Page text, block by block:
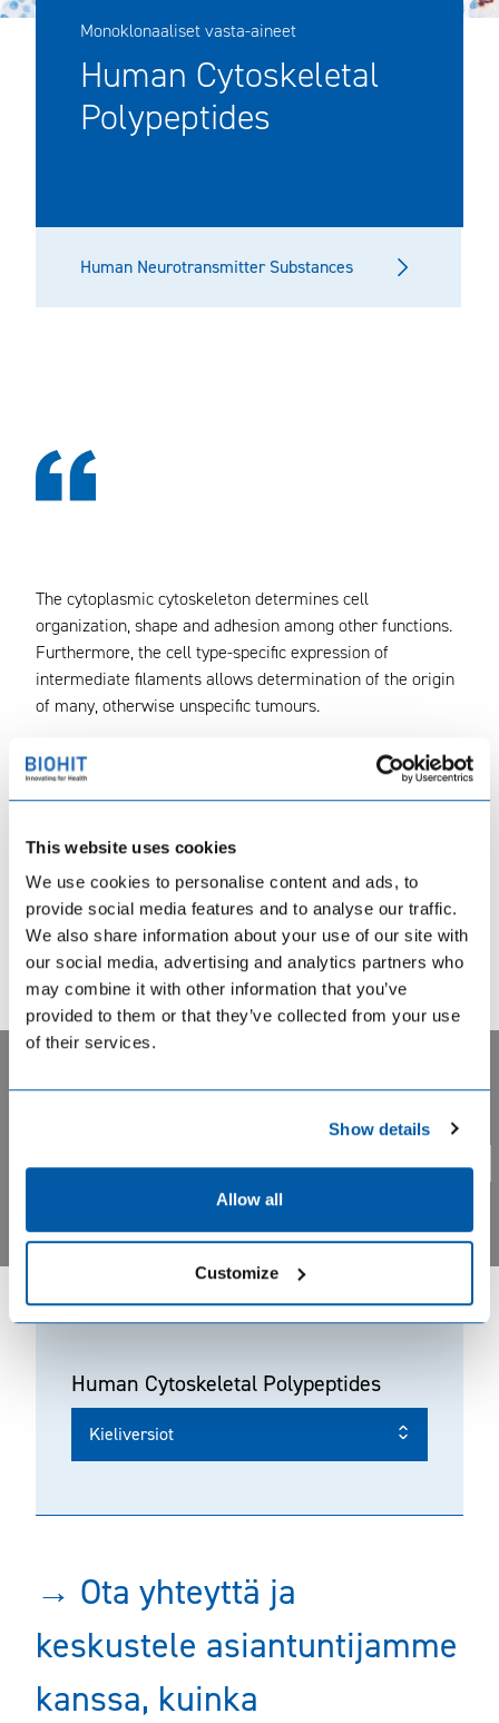
This website uses cookies
We use cookies to personalise content and ads, to
provide social media features and to analyse our traffic.
We also share information about your use of our site with
our social media, advertising and analytics partners who
may combine it with other information that you’ve
provided to them or that they’ve collected from your use
of their services.
Show details
Allow all
Customize
Monoklonaaliset vasta-aineet
Human Cytoskeletal
Polypeptides
Human Neurotransmitter Substances
The cytoplasmic cytoskeleton determines cell
organization, shape and adhesion among other functions.
Furthermore, the cell type-specific expression of
intermediate filaments allows determination of the origin
of many, otherwise unspecific tumours.
Biohit offers monoclonal antibodies to the following
Cytokeratin 8, 18, 19, Cytokeratin 7, 17, 19, Neurofilament
Other MAb concentrations and buffer compositions are
available upon request.
Solun tukirangan proteiinit
tuote-esitteet
Human Cytoskeletal Polypeptides
Kieliversiot
→ Ota yhteyttä ja
keskustele asiantuntijamme
kanssa, kuinka
to track visitor activity across our pages, and we take your
privacy very seriously. Please confirm you are agree.
Yes
No